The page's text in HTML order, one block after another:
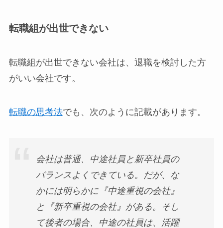
転職組が出世できない
転職組が出世できない会社は、退職を検討した方
がいい会社です。
転職の思考法でも、次のように記載があります。
会社は普通、中途社員と新卒社員の
バランスよくできている。だが、な
かには明らかに『中途重視の会社』
と『新卒重視の会社』がある。そし
て後者の場合、中途の社員は、活躍